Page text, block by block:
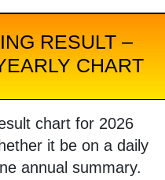
RESULT –
CHART
chart for 2026
it be on a daily
annual summary.